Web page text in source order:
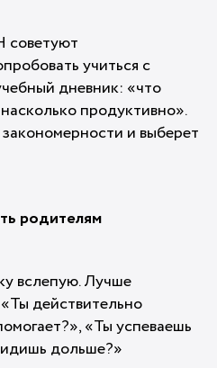
учиться с
дневник: «что
продуктивно».
и выберет
родителям
вслепую. Лучше
действительно
«Ты успеваешь
дольше?»